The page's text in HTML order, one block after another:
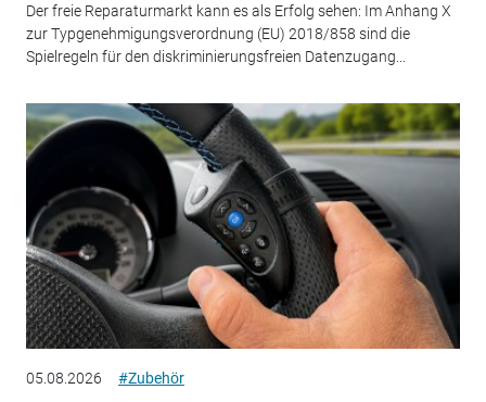
Der freie Reparaturmarkt kann es als Erfolg sehen: Im Anhang X
zur Typgenehmigungsverordnung (EU) 2018/858 sind die
Spielregeln für den diskriminierungsfreien Datenzugang...
05.08.2026 #Zubehör